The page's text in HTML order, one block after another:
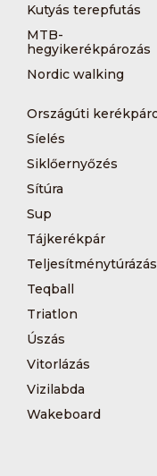
Kutyás terepfutás
MTB-
hegyikerékpározás
Nordic walking
Országúti
Síelés
Siklőernyőzés
Sítúra
Sup
Tájkerékpár
Teljesítménytúrázás
Teqball
Triatlon
Úszás
Vitorlázás
Vizilabda
Wakeboard